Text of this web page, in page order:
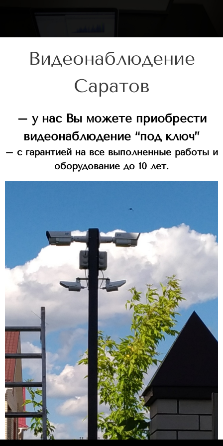
Видеонаблюдение
Саратов
– у нас Вы можете приобрести
видеонаблюдение “под ключ”
– с гарантией на все выполненные работы и
оборудование до 10 лет.